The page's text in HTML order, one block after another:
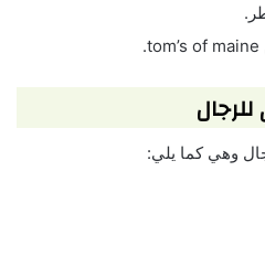
وهي كما يلي: